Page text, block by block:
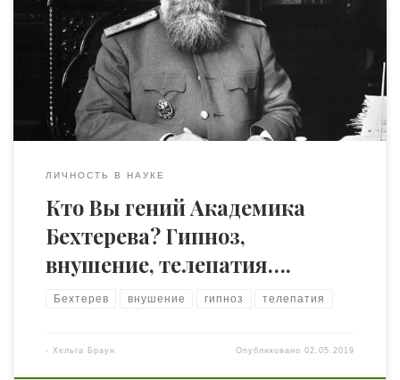
Мало, кто знает, что в конце 70х годов XX века в
Принстоне, штат Нью-Джерси, начала работу
лаборатория аномальных явлений. Возглавил ее
доктор Роберт Джан – декан школы технических и
прикладных […]
ЛИЧНОСТЬ В НАУКЕ
Кто Вы гений Академика
Бехтерева? Гипноз,
внушение, телепатия….
Бехтерев внушение гипноз телепатия
- Хельга Браун Опубликовано02.05.2019